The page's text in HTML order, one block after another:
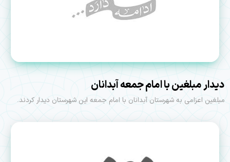
دیدار مبلغین با امام جمعه آبدانان
مبلغین اعزامی به شهرستان آبدانان با امام جمعه این شهرستان دیدار کردند.